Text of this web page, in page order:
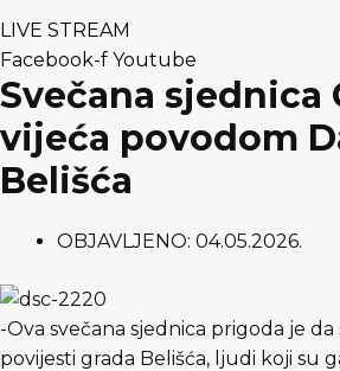
LIVE STREAM
Facebook-f Youtube
Svečana sjednica
vijeća povodom
Belišća
OBJAVLJENO: 04.05.2026.
-Ova svečana sjednica prigoda je
povijesti grada Belišća, ljudi koji su